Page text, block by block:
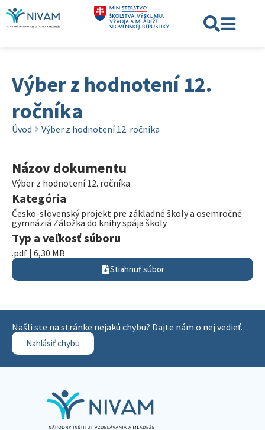
Výber z hodnotení 12.
ročníka
Úvod Výber z hodnotení 12. ročníka
Názov dokumentu
Výber z hodnotení 12. ročníka
Kategória
Česko-slovenský projekt pre základné školy a osemročné
gymnáziá Záložka do knihy spája školy
Typ a veľkosť súboru
.pdf | 6,30 MB
Stiahnuť súbor
Našli ste na stránke nejakú chybu? Dajte nám o nej vedieť.
Nahlásiť chybu